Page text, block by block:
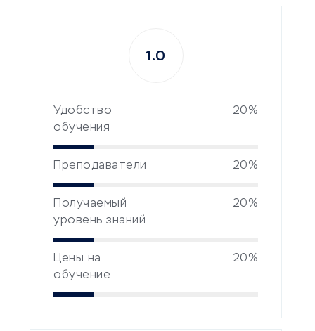
Удобство
обучения
20%
Преподаватели 20%
Получаемый
уровень знаний
20%
Цены на
обучение
20%
1.0